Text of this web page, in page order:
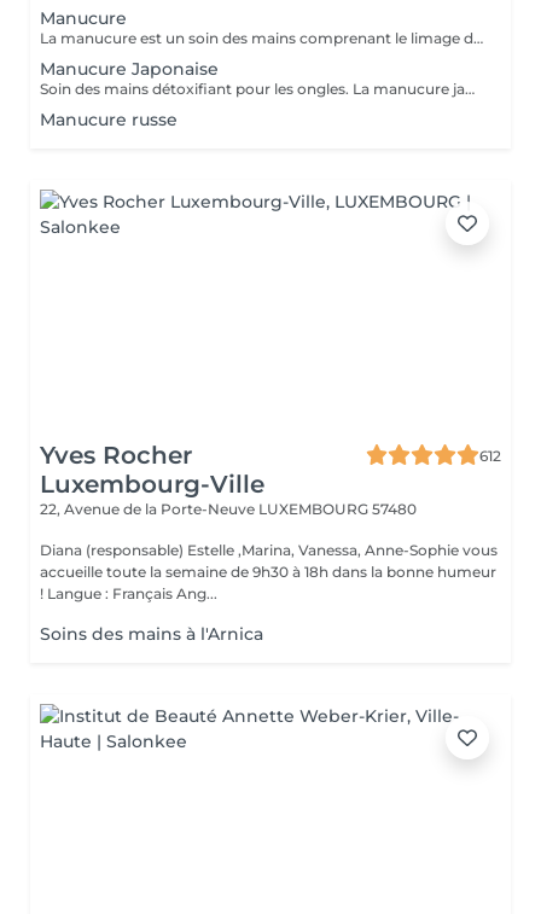
Manucure
La manucure est un soin des mains comprenant le limage des ongles, la pousse et la coupe des cuticules, gommage, massage avec crème de soin et application d'un vernis transparent si désiré.
Manucure Japonaise
Soin des mains détoxifiant pour les ongles. La manucure japonaise consiste à polir et nettoyer les ongles en profondeur pour ensuite les nourrir avec une pâte à base de cire d'abeille qui va oxygéner l'ongle. L'ongle ressort brillant naturellement et pour une durée de 3 semaines. Comprend le limage des ongles, la pousse et la coupe des cuticules, polissage, application de la pâte à base de cire d'abeille et de la poudre fixante, gommage, massage avec crème de soin et application d'un vernis transparent si désiré.
Manucure russe
Yves Rocher
Luxembourg-Ville
612
22, Avenue de la Porte-Neuve LUXEMBOURG 57480
Diana (responsable) Estelle ,Marina, Vanessa, Anne-Sophie vous
accueille toute la semaine de 9h30 à 18h dans la bonne humeur
! Langue : Français Ang...
Soins des mains à l'Arnica